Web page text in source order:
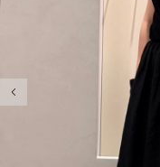
前の画像